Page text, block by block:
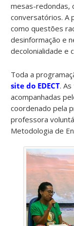
mesas-redondas,
conversatórios. A
como questões
desinformação e
decolonialidade e
Toda a
site do EDECT.
acompanhadas
coordenado pela
professora
Metodologia de